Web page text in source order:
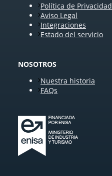
Política de Privacidad
Aviso Legal
Integraciones
Estado del servicio
NOSOTROS
Nuestra historia
FAQs